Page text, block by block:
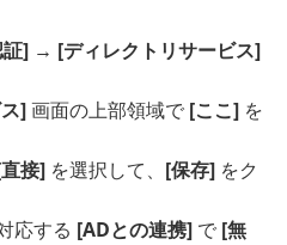
] → [ディレクトリサービス]
]画面の上部領域で [ここ] を
接] を選択して、 [保存] をク
応する [ADとの連携] で [無